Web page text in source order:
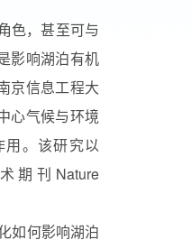
色，甚至可与
影响湖泊有机
京信息工程大
心气候与环境
。该研究以
期刊Nature
如何影响湖泊